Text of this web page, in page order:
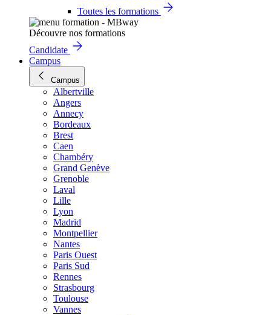
Toutes les formations
Découvre nos formations
Candidate
Campus
Campus
Albertville
Angers
Annecy
Bordeaux
Brest
Caen
Chambéry
Grand Genève
Grenoble
Laval
Lille
Lyon
Madrid
Montpellier
Nantes
Paris Ouest
Paris Sud
Rennes
Strasbourg
Toulouse
Vannes